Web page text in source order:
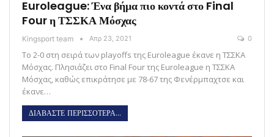
Euroleague: Ένα βήμα πιο κοντά στο Final
Four η ΤΣΣΚΑ Μόσχας
Kingsport team Απρ 23, 2021 0
Το 2-0 στη σειρά των playoffs της Euroleague έκανε η ΤΣΣΚΑ
Μόσχας. Πλησιάζει στο Final Four της Euroleague η ΤΣΣΚΑ
Μόσχας, καθώς επικράτησε με 78-67 της Φενέρμπαχτσε και
έκανε…
ΔΙΑΒΑΣΤΕ ΠΕΡΙΣΣΟΤΕΡΑ...